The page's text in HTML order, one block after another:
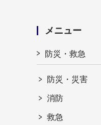
メニュー
防災・救急
防災・災害
消防
救急